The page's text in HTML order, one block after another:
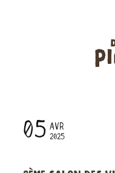
05 AVR
2025